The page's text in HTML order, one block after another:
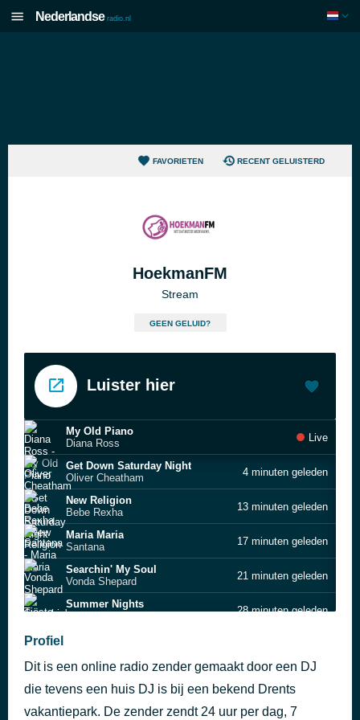
Nederlandse radio.nl
FAVORIETEN RECENT GELUISTERD
HoekmanFM
Stream
GEEN GELUID?
Luister hier
My Old Piano
Diana Ross
Live
Get Down Saturday Night
Oliver Cheatham
4 minuten geleden
New Religion
Bebe Rexha
13 minuten geleden
Maria Maria
Santana
17 minuten geleden
Searchin' My Soul
Vonda Shepard
21 minuten geleden
Summer Nights
28 minuten geleden
The Dolphin's Cry
Live
Like I Love You
42 minuten geleden
Profiel
Dit is een online radio zender gemaakt door een DJ
die tevens een huis DJ is bij een bekend Drents
vakantiepark. De zender zendt 24 uur per dag, 7